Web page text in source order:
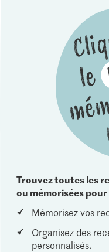
Trouvez toutes les
ou mémorisées
Mémorisez vos
Organisez des
personnalisés.